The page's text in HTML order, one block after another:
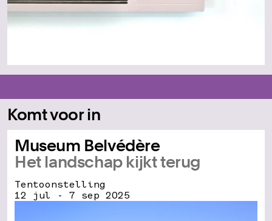
Komt voor in
Museum Belvédère
Het landschap kijkt terug
Tentoonstelling
12 jul - 7 sep 2025